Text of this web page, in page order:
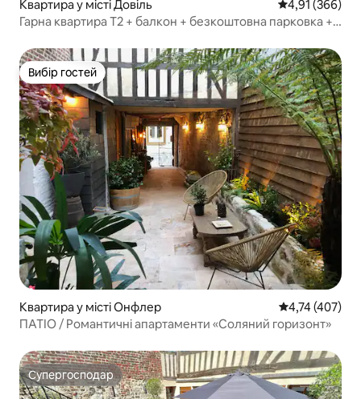
Квартира у місті Довіль Середня
4,91 (366)
Гарна квартира T2 + балкон + безкоштовна парковка +
Вибір гостей
Вибір гостей
Квартира у місті Онфлер Середня
4,74 (407)
ПАТІО / Романтичні апартаменти «Соляний горизонт»
Супергосподар
Супергосподар